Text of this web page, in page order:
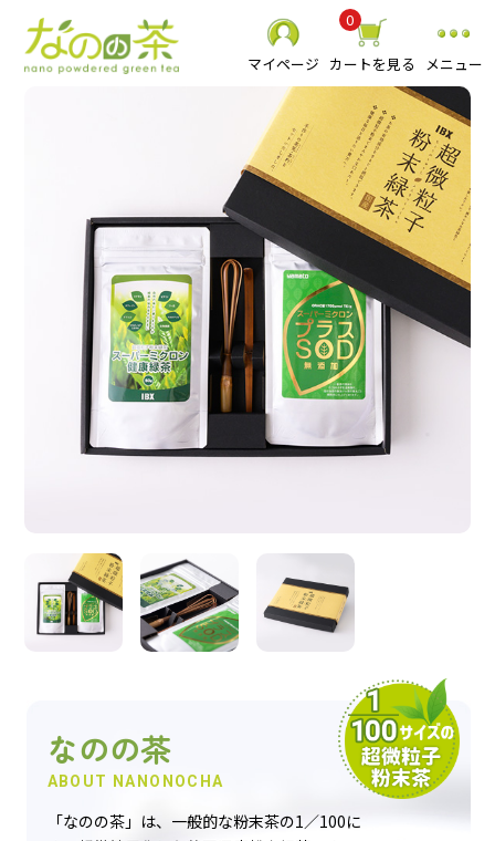
マイページ カートを見る
0
メニュー
なのの茶
ABOUT NANONOCHA
「なのの茶」は、一般的な粉末茶の1／100に
静岡県産 粉末緑茶
べにふうき粉末緑茶
スーパーミクロン健康緑茶
その他 粉末茶
お抹茶
食品
人気商品
定期便